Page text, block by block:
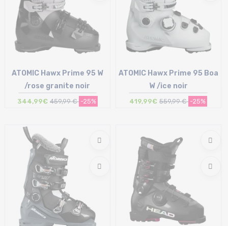
22/22.5 cm | 23/23.5 cm
ATOMIC Hawx Prime 95 W
/rose granite noir
344,99€ 459,99 € -25%
ATOMIC Hawx Prime 95 Boa
W /ice noir
419,99€ 559,99 € -25%